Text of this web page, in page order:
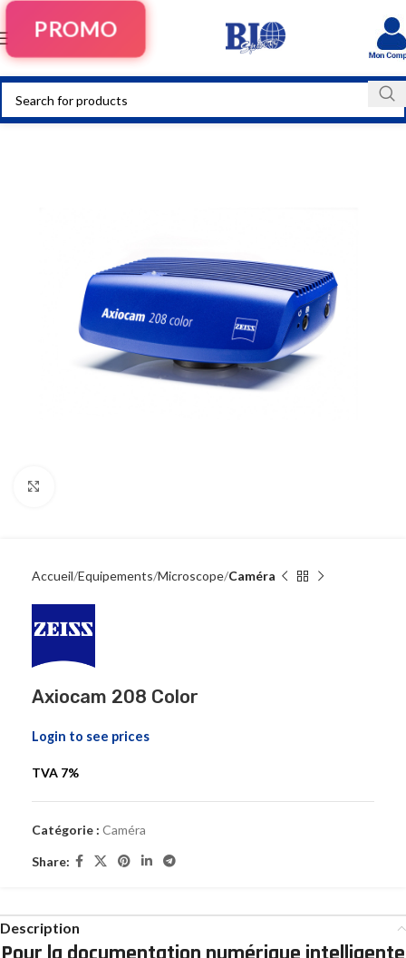
PROMO
Accueil Equipements Microscope Caméra
Axiocam 208 Color
Login to see prices
TVA 7%
Catégorie : Caméra
Share:
Description